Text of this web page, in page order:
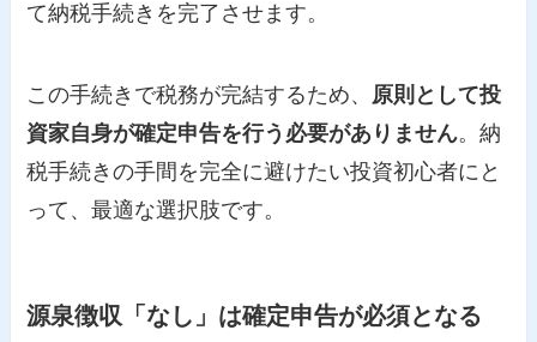
て納税手続きを完了させます。
この手続きで税務が完結するため、 原則として投
資家自身が確定申告を行う必要がありません。納
税手続きの手間を完全に避けたい投資初心者にと
って、最適な選択肢です。
源泉徴収「なし」は確定申告が必須となる